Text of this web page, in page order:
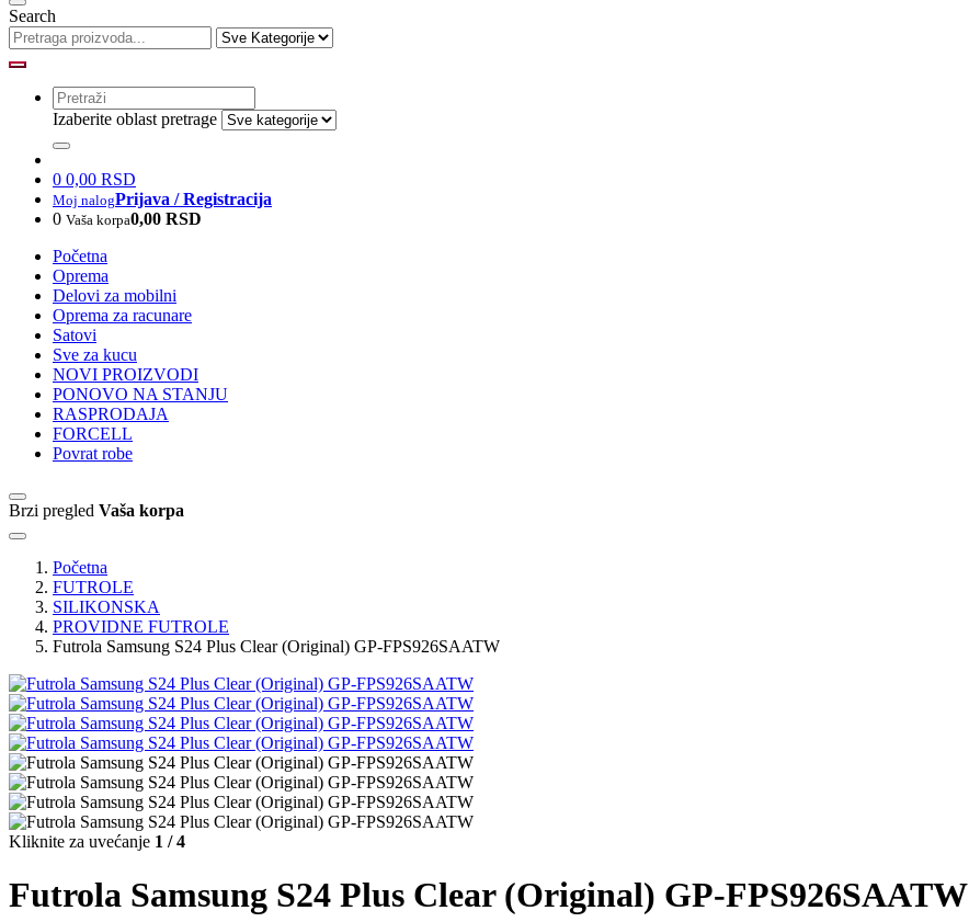
Search
Izaberite oblast pretrage
0 0,00 RSD
Moj nalogPrijava / Registracija
0 Vaša korpa0,00 RSD
Početna
Oprema
Delovi za mobilni
Oprema za racunare
Satovi
Sve za kucu
NOVI PROIZVODI
PONOVO NA STANJU
RASPRODAJA
FORCELL
Povrat robe
Brzi pregled Vaša korpa
Početna
FUTROLE
SILIKONSKA
PROVIDNE FUTROLE
Futrola Samsung S24 Plus Clear (Original) GP-FPS926SAATW
Kliknite za uvećanje 1 / 4
Futrola Samsung S24 Plus Clear (Original) GP-FPS926SAATW